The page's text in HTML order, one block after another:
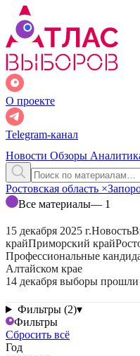
О проекте
Telegram-канал
Новости Обзоры
Ростовская область ×
Все материалы— 1
15 декабря 2025 г.Новость
крайПриморский край
Профессиональные
Алтайском крае
14 декабря выборы прошли
Фильтры (2)▾
Фильтры
Сбросить всё
Год